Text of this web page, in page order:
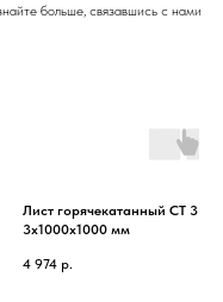
больше, связавшись с нами
Лист горячекатанный СТ 3
3х1000х1000 мм
4 974 р.